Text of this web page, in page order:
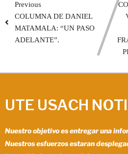
Previous
COLUMNA DE DANIEL
MATAMALA: “UN PASO
ADELANTE”.
UTE USACH
Nuestro objetivo es entregar una
Nuestros esfuerzos estaran